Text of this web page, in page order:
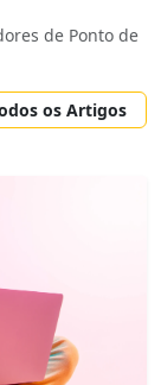
de Ponto de
os Artigos